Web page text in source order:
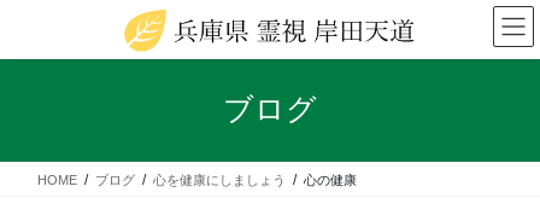
テ
ス
ゲ
ン
ブログ
HOME ブログ 心を健康にしましょう 心の健康